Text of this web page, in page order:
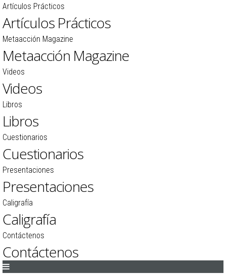
Artículos Prácticos
Artículos Prácticos
Metaacción Magazine
Metaacción Magazine
Videos
Videos
Libros
Libros
Cuestionarios
Cuestionarios
Presentaciones
Presentaciones
Caligrafía
Caligrafía
Contáctenos
Contáctenos